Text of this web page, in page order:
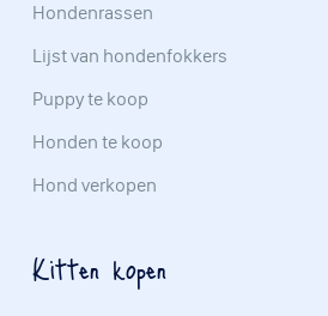
Hondenrassen
Lijst van hondenfokkers
Puppy te koop
Honden te koop
Hond verkopen
Kitten kopen